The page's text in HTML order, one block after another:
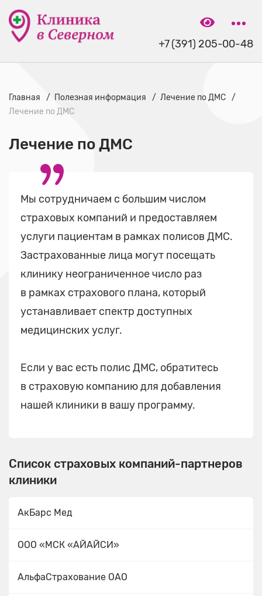
+7 (391) 205-00-48
Главная Полезная информация
Лечение по ДМС
Лечение по ДМС
Лечение по ДМС
Мы сотрудничаем с большим числом
страховых компаний и предоставляем
услуги пациентам в рамках полисов ДМС.
Застрахованные лица могут посещать
клинику неограниченное число раз
в рамках страхового плана, который
устанавливает спектр доступных
медицинских услуг.
Если у вас есть полис ДМС, обратитесь
в страховую компанию для добавления
нашей клиники в вашу программу.
Список страховых компаний-партнеров
клиники
АкБарс Мед
ООО «МСК «АЙАЙСИ»
АльфаСтрахование ОАО